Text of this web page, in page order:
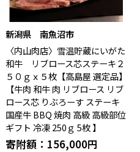
新潟県 南魚沼市
〈内山肉店〉雪温貯蔵にいがた
和牛 リブロース芯ステーキ２
５０ｇｘ５枚【高島屋 選定品】
【牛肉 和牛 肉 リブロース リブ
ロース芯 りぶろーす ステーキ
国産牛 BBQ 焼肉 高級 高級部位
ギフト 冷凍 250ｇ 5枚 】
寄附額：156,000円